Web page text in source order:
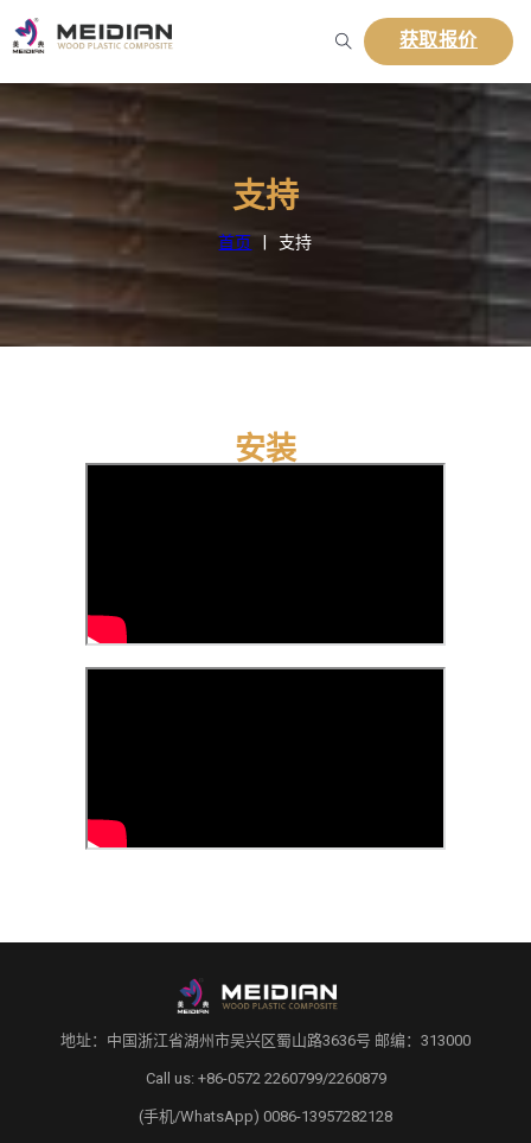
获取报价
支持
首页 支持
安装
地址：中国浙江省湖州市吴兴区蜀山路3636号 邮编：313000
Call us: +86-0572 2260799/2260879
(手机/WhatsApp) 0086-13957282128